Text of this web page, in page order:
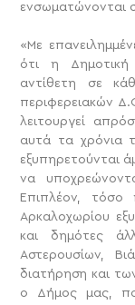
ενσωματώνονται
«Με
ότι η Δημοτική
αντίθετη σε
περιφερειακών
λειτουργεί
αυτά τα χρόνια
εξυπηρετούνται
να
Επιπλέον,
Αρκαλοχωρίου
και δημότες
Αστερουσίων,
διατήρηση και
ο Δήμος μας,